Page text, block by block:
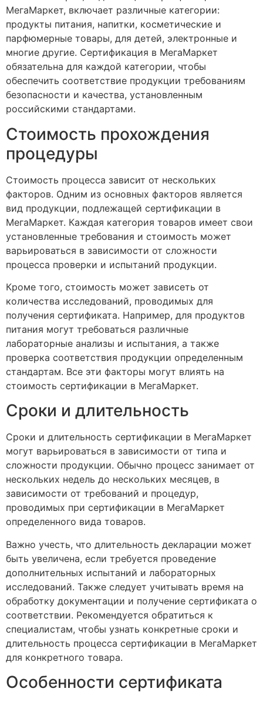
МегаМаркет, включает различные категории:
продукты питания, напитки, косметические и
парфюмерные товары, для детей, электронные и
многие другие. Сертификация в МегаМаркет
обязательна для каждой категории, чтобы
обеспечить соответствие продукции требованиям
безопасности и качества, установленным
российскими стандартами.
Стоимость прохождения
процедуры
Стоимость процесса зависит от нескольких
факторов. Одним из основных факторов является
вид продукции, подлежащей сертификации в
МегаМаркет. Каждая категория товаров имеет свои
установленные требования и стоимость может
варьироваться в зависимости от сложности
процесса проверки и испытаний продукции.
Кроме того, стоимость может зависеть от
количества исследований, проводимых для
получения сертификата. Например, для продуктов
питания могут требоваться различные
лабораторные анализы и испытания, а также
проверка соответствия продукции определенным
стандартам. Все эти факторы могут влиять на
стоимость сертификации в МегаМаркет.
Сроки и длительность
Сроки и длительность сертификации в МегаМаркет
могут варьироваться в зависимости от типа и
сложности продукции. Обычно процесс занимает от
нескольких недель до нескольких месяцев, в
зависимости от требований и процедур,
проводимых при сертификации в МегаМаркет
определенного вида товаров.
Важно учесть, что длительность декларации может
быть увеличена, если требуется проведение
дополнительных испытаний и лабораторных
исследований. Также следует учитывать время на
обработку документации и получение сертификата о
соответствии. Рекомендуется обратиться к
специалистам, чтобы узнать конкретные сроки и
длительность процесса сертификации в МегаМаркет
для конкретного товара.
Особенности сертификата